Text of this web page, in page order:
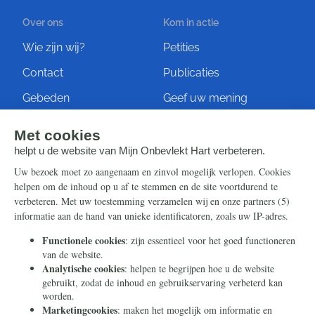
Over ons
Wie zijn wij?
Contact
Gebeden
Kom in actie
Petities
Publicaties
Geef uw mening
Steun ons
Nieuwsbrief
Eenmalig
Maandelijks
Periodiek
Nalaten
Info
Contact
Ontvang onze Telegram-
berichten